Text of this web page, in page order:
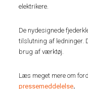
elektrikere.
De nydesignede
tilslutning af ledninger.
brug af værktøj.
Læs meget mere om
pressemeddelelse.